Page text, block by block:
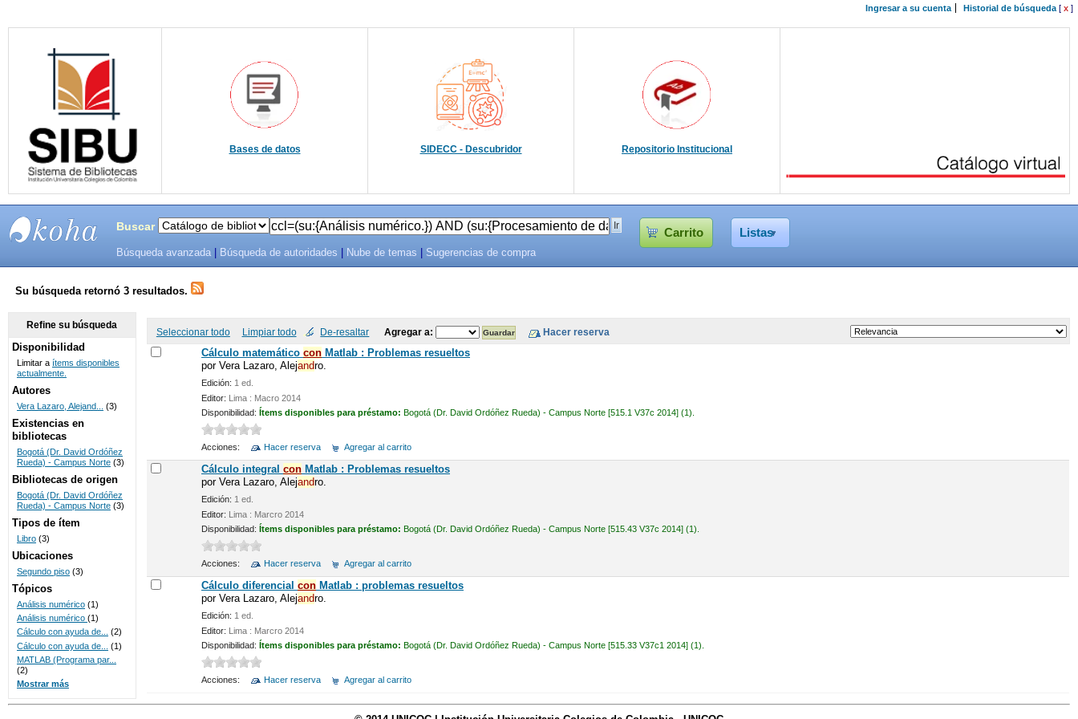
Ingresar a su cuenta Historial de búsqueda[ x ]
Bases de datos SIDECC - Descubridor Repositorio Institucional
SISTEMAS
DE
BIBLIOTECAS
UNICOC
Buscar Carrito Listas
Búsqueda avanzada Búsqueda de autoridades Nube de temas Sugerencias de compra
Su búsqueda retornó 3 resultados.
Seleccionar todo Limpiar todo De-resaltar Agregar a:
Cálculo matemático conMatlab : Problemas resueltos
por Vera Lazaro, Alejandro.
Edición: 1 ed.
Editor: Lima : Macro 2014
Disponibilidad: Ítems disponibles para préstamo: Bogotá (Dr. David Ordóñez Rueda) - Campus Norte [515.1 V37c 2014] (1).
Acciones: Hacer reserva Agregar al carrito
Cálculo integral conMatlab : Problemas resueltos
por Vera Lazaro, Alejandro.
Edición: 1 ed.
Editor: Lima : Marcro 2014
Disponibilidad: Ítems disponibles para préstamo: Bogotá (Dr. David Ordóñez Rueda) - Campus Norte [515.43 V37c 2014] (1).
Acciones: Hacer reserva Agregar al carrito
Cálculo diferencial conMatlab : problemas resueltos
por Vera Lazaro, Alejandro.
Edición: 1 ed.
Editor: Lima : Marcro 2014
Disponibilidad: Ítems disponibles para préstamo: Bogotá (Dr. David Ordóñez Rueda) - Campus Norte [515.33 V37c1 2014] (1).
Acciones: Hacer reserva Agregar al carrito
Refine su búsqueda
Disponibilidad
Limitar a ítems disponibles
actualmente.
Autores
Vera Lazaro, Alejand... (3)
Existencias en
bibliotecas
Bogotá (Dr. David Ordóñez
Rueda) - Campus Norte (3)
Bibliotecas de origen
Bogotá (Dr. David Ordóñez
Rueda) - Campus Norte (3)
Tipos de ítem
Libro (3)
Ubicaciones
Segundo piso (3)
Tópicos
Análisis numérico (1)
Análisis numérico (1)
Cálculo con ayuda de... (2)
Cálculo con ayuda de...
(1)
MATLAB (Programa par...
(2)
Mostrar más